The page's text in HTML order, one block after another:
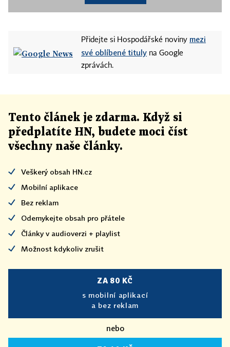
Přidejte si Hospodářské noviny mezi
své oblíbené tituly na Google
zprávách.
Tento článek je zdarma. Když si
předplatíte HN, budete moci číst
všechny naše články.
Veškerý obsah HN.cz
Mobilní aplikace
Bez reklam
Odemykejte obsah pro přátele
Články v audioverzi + playlist
Možnost kdykoliv zrušit
ZA 80 KČ
s mobilní aplikací
a bez reklam
nebo